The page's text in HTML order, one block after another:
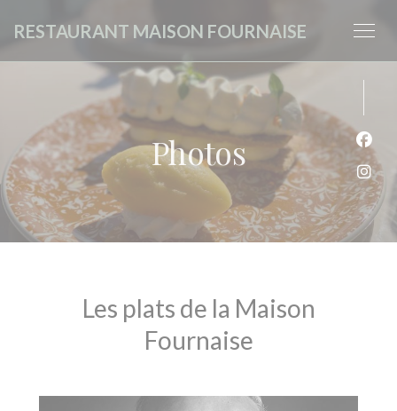
RESTAURANT MAISON FOURNAISE
Photos
Les plats de la Maison
Fournaise